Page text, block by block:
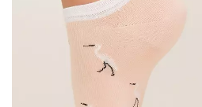
Бесшовные леггинсы из
микрофибры LEGGINGS
02 (черный) Giulia
789 грн.